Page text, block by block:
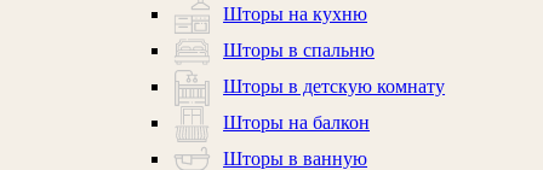
Шторы на кухню
Шторы в спальню
Шторы в детскую комнату
Шторы на балкон
Шторы в ванную